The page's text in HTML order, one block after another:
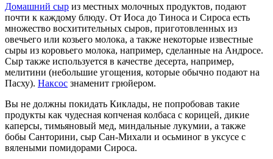
Домашний сыр из местных молочных продуктов, подают
почти к каждому блюду. От Иоса до Тиноса и Сироса есть
множество восхитительных сыров, приготовленных из
овечьего или козьего молока, а также некоторые известные
сыры из коровьего молока, например, сделанные на Андросе.
Сыр также используется в качестве десерта, например,
мелитини (небольшие угощения, которые обычно подают на
Пасху). Наксос знаменит грюйером.
Вы не должны покидать Киклады, не попробовав такие
продукты как чудесная копченая колбаса с корицей, дикие
каперсы, тимьяновый мед, миндальные лукумии, а также
бобы Санторини, сыр Сан-Михали и осьминог в уксусе с
вялеными помидорами Сироса.